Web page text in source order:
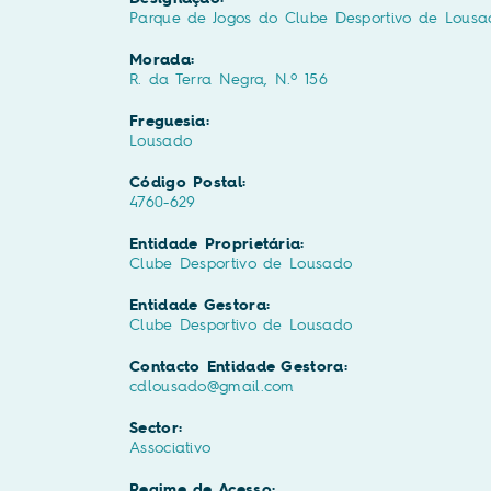
Parque de Jogos do Clube Desportivo de
Morada:
R. da Terra Negra, N.º 156
Freguesia:
Lousado
Código Postal:
4760-629
Entidade Proprietária:
Clube Desportivo de Lousado
Entidade Gestora:
Clube Desportivo de Lousado
Contacto Entidade Gestora:
cdlousado@gmail.com
Sector:
Associativo